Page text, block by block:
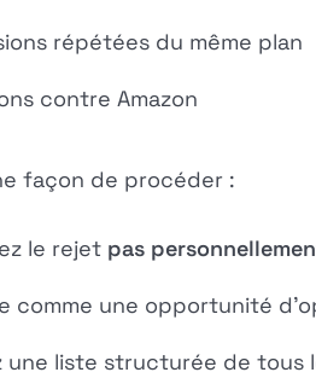
répétées du même plan
contre Amazon
façon de procéder :
le rejet pas
comme une opportunité
une liste structurée de tous